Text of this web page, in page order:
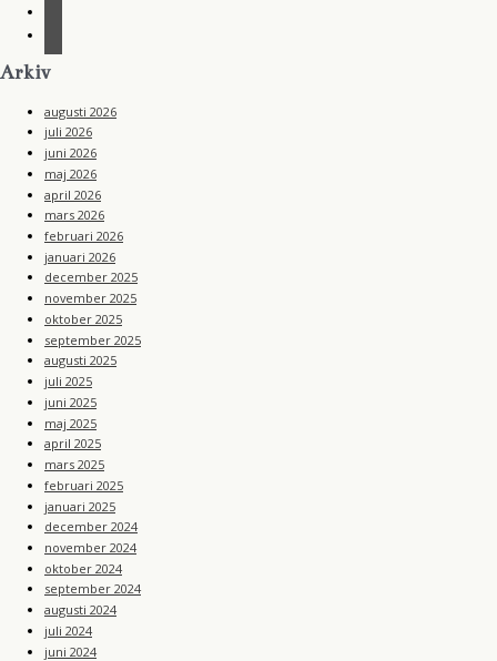
b
o
k
t
a
r
a
m
s
Arkiv
augusti 2026
juli 2026
juni 2026
maj 2026
april 2026
mars 2026
februari 2026
januari 2026
december 2025
november 2025
oktober 2025
september 2025
augusti 2025
juli 2025
juni 2025
maj 2025
april 2025
mars 2025
februari 2025
januari 2025
december 2024
november 2024
oktober 2024
september 2024
augusti 2024
juli 2024
juni 2024